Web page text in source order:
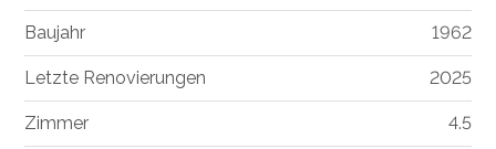
Baujahr 1962
Letzte Renovierungen 2025
Zimmer 4.5